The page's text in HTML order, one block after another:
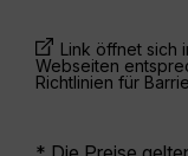
Link öffnet sich
Webseiten
Richtlinien für